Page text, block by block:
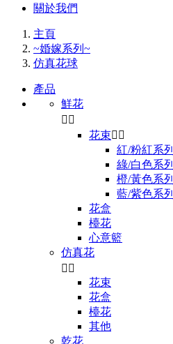
關於我們
主頁
~婚嫁系列~
仿真花球
產品
鮮花
 
花束 
紅/粉紅系列
綠/白色系列
橙/黃色系列
藍/紫色系列
花盒
檯花
心意籃
仿真花
 
花束
花盒
檯花
其他
乾花